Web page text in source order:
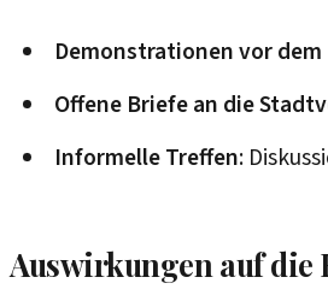
Demonstrationen vor dem
Offene Briefe an die
Informelle Treffen:
Auswirkungen auf